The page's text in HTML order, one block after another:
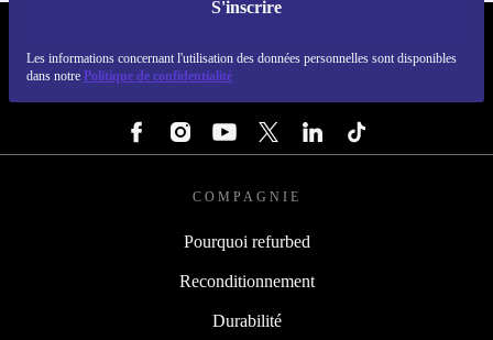
S'inscrire
Les informations concernant l'utilisation des données personnelles sont disponibles
dans notre Politique de confidentialité
COMPAGNIE
Pourquoi refurbed
Reconditionnement
Durabilité